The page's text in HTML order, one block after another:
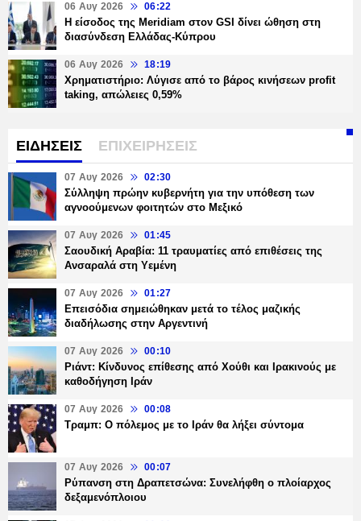
06 Αυγ 2026 06:22
Η είσοδος της Meridiam στον GSI δίνει ώθηση στη
διασύνδεση Ελλάδας-Κύπρου
06 Αυγ 2026 18:19
Χρηματιστήριο: Λύγισε από το βάρος κινήσεων profit
taking, απώλειες 0,59%
ΕΙΔΗΣΕΙΣ ΕΠΙΧΕΙΡΗΣΕΙΣ
07 Αυγ 2026 02:30
Σύλληψη πρώην κυβερνήτη για την υπόθεση των
αγνοούμενων φοιτητών στο Μεξικό
07 Αυγ 2026 01:45
Σαουδική Αραβία: 11 τραυματίες από επιθέσεις της
Ανσαραλά στη Υεμένη
07 Αυγ 2026 01:27
Επεισόδια σημειώθηκαν μετά το τέλος μαζικής
διαδήλωσης στην Αργεντινή
07 Αυγ 2026 00:10
Ριάντ: Κίνδυνος επίθεσης από Χούθι και Ιρακινούς με
καθοδήγηση Ιράν
07 Αυγ 2026 00:08
Τραμπ: Ο πόλεμος με το Ιράν θα λήξει σύντομα
07 Αυγ 2026 00:07
Ρύπανση στη Δραπετσώνα: Συνελήφθη ο πλοίαρχος
δεξαμενόπλοιου